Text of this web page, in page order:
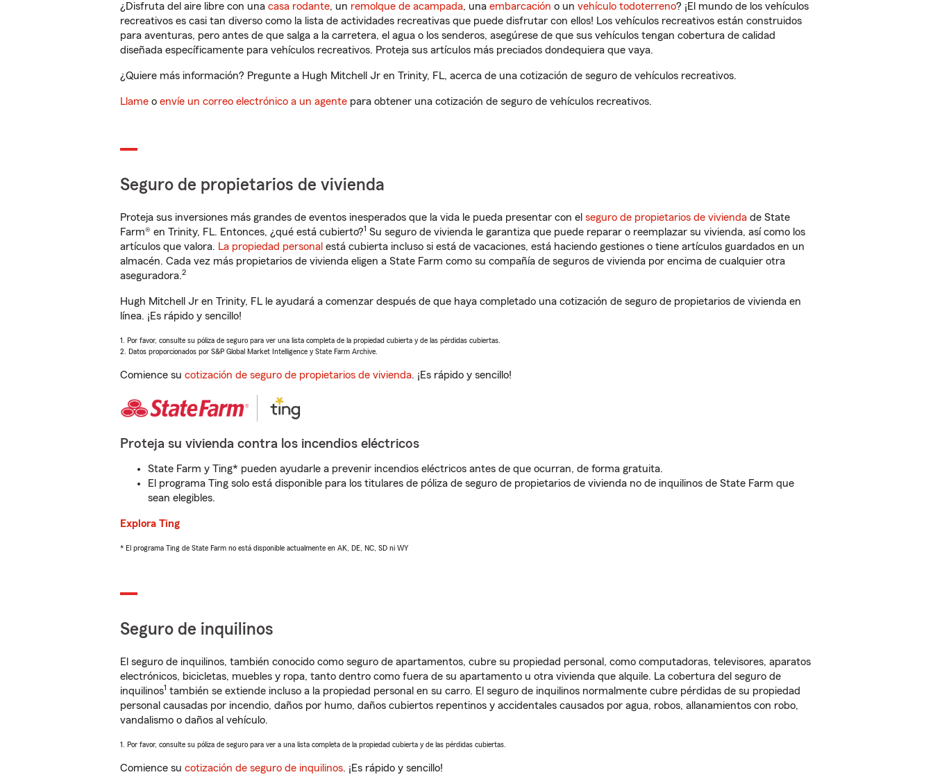
¿Disfruta del aire libre con una casa rodante, un remolque de acampada, una embarcación o un vehículo todoterreno? ¡El mundo de los vehículos
recreativos es casi tan diverso como la lista de actividades recreativas que puede disfrutar con ellos! Los vehículos recreativos están construidos
para aventuras, pero antes de que salga a la carretera, el agua o los senderos, asegúrese de que sus vehículos tengan cobertura de calidad
diseñada específicamente para vehículos recreativos. Proteja sus artículos más preciados dondequiera que vaya.
¿Quiere más información? Pregunte a Hugh Mitchell Jr en Trinity, FL, acerca de una cotización de seguro de vehículos recreativos.
Llame o envíe un correo electrónico a un agente para obtener una cotización de seguro de vehículos recreativos.
Seguro de propietarios de vivienda
Proteja sus inversiones más grandes de eventos inesperados que la vida le pueda presentar con el seguro de propietarios de vivienda de State
Farm® en Trinity, FL. Entonces, ¿qué está cubierto?1 Su seguro de vivienda le garantiza que puede reparar o reemplazar su vivienda, así como los
artículos que valora. La propiedad personal está cubierta incluso si está de vacaciones, está haciendo gestiones o tiene artículos guardados en un
almacén. Cada vez más propietarios de vivienda eligen a State Farm como su compañía de seguros de vivienda por encima de cualquier otra
aseguradora.2
Hugh Mitchell Jr en Trinity, FL le ayudará a comenzar después de que haya completado una cotización de seguro de propietarios de vivienda en
línea. ¡Es rápido y sencillo!
1. Por favor, consulte su póliza de seguro para ver una lista completa de la propiedad cubierta y de las pérdidas cubiertas.
2. Datos proporcionados por S&P Global Market Intelligence y State Farm Archive.
Comience su cotización de seguro de propietarios de vivienda. ¡Es rápido y sencillo!
Proteja su vivienda contra los incendios eléctricos
State Farm y Ting* pueden ayudarle a prevenir incendios eléctricos antes de que ocurran, de forma gratuita.
El programa Ting solo está disponible para los titulares de póliza de seguro de propietarios de vivienda no de inquilinos de State Farm que
sean elegibles.
Explora Ting
* El programa Ting de State Farm no está disponible actualmente en AK, DE, NC, SD ni WY
Seguro de inquilinos
El seguro de inquilinos, también conocido como seguro de apartamentos, cubre su propiedad personal, como computadoras, televisores, aparatos
electrónicos, bicicletas, muebles y ropa, tanto dentro como fuera de su apartamento u otra vivienda que alquile. La cobertura del seguro de
inquilinos1 también se extiende incluso a la propiedad personal en su carro. El seguro de inquilinos normalmente cubre pérdidas de su propiedad
personal causadas por incendio, daños por humo, daños cubiertos repentinos y accidentales causados por agua, robos, allanamientos con robo,
vandalismo o daños al vehículo.
1. Por favor, consulte su póliza de seguro para ver a una lista completa de la propiedad cubierta y de las pérdidas cubiertas.
Comience su cotización de seguro de inquilinos. ¡Es rápido y sencillo!